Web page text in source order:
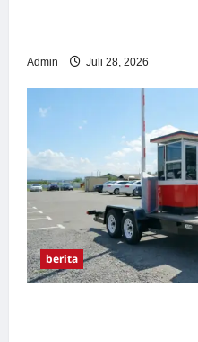
Admin Juli 28, 2026
berita